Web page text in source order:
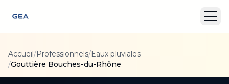
Accueil/Professionnels/Eaux pluviales
/Gouttière Bouches-du-Rhône